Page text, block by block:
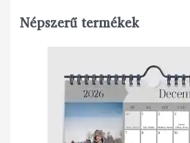
Népszerű termékek